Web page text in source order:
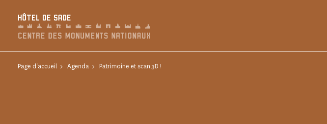
HÔTEL DE SADE
Page d'accueil Agenda Patrimoine et scan 3D !